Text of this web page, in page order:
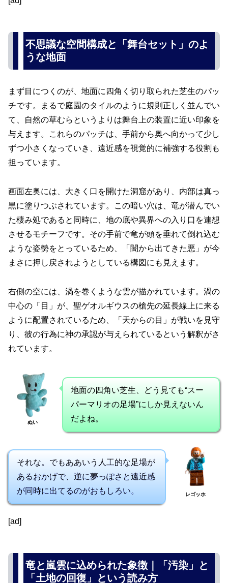
不思議な空間構成と「舞台セット」のよ
うな地面
まず目につくのが、地面に四角く切り取られた芝生のパッ
チです。まるで庭園のタイルのように規則正しく並んでい
て、自然の草むらというよりは舞台上の装置に近い印象を
与えます。これらのパッチは、手前から奥へ向かって少し
ずつ小さくなっていき、遠近感を視覚的に補強する役割も
担っています。
画面左奥には、大きく口を開けた洞窟があり、内部は真っ
黒に塗りつぶされています。この暗い穴は、竜が潜んでい
た棲み処であると同時に、地の底や異界への入り口を連想
させるモチーフです。その手前で竜が頭を垂れて倒れ込む
ような姿勢をとっているため、「闇から出てきた悪」が今
まさに押し戻されようとしている構図にも見えます。
右側の空には、渦を巻くような雲が描かれています。渦の
中心の「目」が、聖ゲオルギウスの槍先の延長線上に来る
ように配置されているため、「天からの目」が戦いを見守
り、彼の行為に神の承認が与えられているという解釈がさ
れています。
ぬい
地面の四角い芝生、どう見ても“スー
パーマリオの足場”にしか見えないん
だよね。
それな。でもああいう人工的な足場が
あるおかげで、逆に夢っぽさと遠近感
が同時に出てるのがおもしろい。
レゴッホ
[ad]
竜と嵐雲に込められた象徴｜「汚染」と
「土地の回復」という読み方